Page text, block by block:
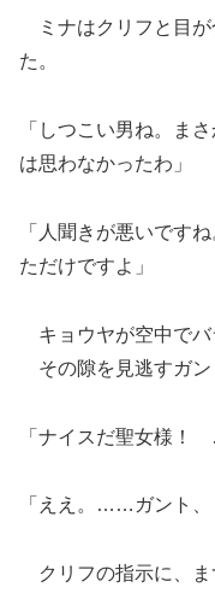
ミナはクリフと目が
た。
「しつこい男ね。ま
は思わなかったわ」
「人聞きが悪いです
ただけですよ」
キョウヤが空中でバ
その隙を見逃すガン
「ナイスだ聖女様！
「ええ。……ガント
クリフの指示に、ま